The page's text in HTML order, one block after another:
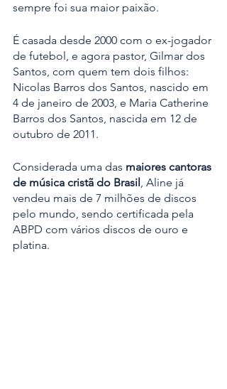
sempre foi sua maior paixão.
É casada desde 2000 com o ex-jogador
de futebol, e agora pastor, Gilmar dos
Santos, com quem tem dois filhos:
Nicolas Barros dos Santos, nascido em
4 de janeiro de 2003, e Maria Catherine
Barros dos Santos, nascida em 12 de
outubro de 2011.
Considerada uma das maiores cantoras
de música cristã do Brasil , Aline já
vendeu mais de 7 milhões de discos
pelo mundo, sendo certificada pela
ABPD com vários discos de ouro e
platina.